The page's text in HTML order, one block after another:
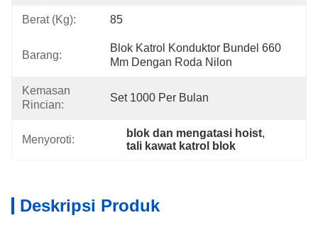
Berat (kg): 85
Barang:
Blok Katrol Konduktor Bundel 660
Mm Dengan Roda Nilon
Kemasan
Rincian:
Set 1000 Per Bulan
Menyoroti:
blok dan mengatasi hoist,
tali kawat katrol blok
Deskripsi Produk